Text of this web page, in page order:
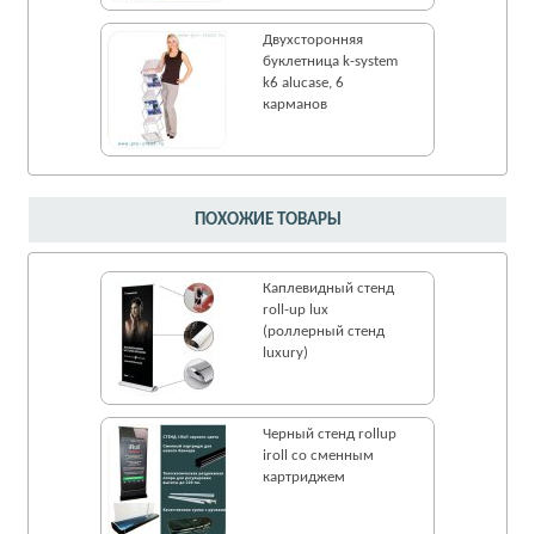
ПОХОЖИЕ ТОВАРЫ
Каплевидный стенд
roll-up lux
(роллерный стенд
luxury)
Черный стенд rollup
iroll со сменным
картриджем
Двухсторонняя
буклетница k-system
k6 alucase, 6
карманов